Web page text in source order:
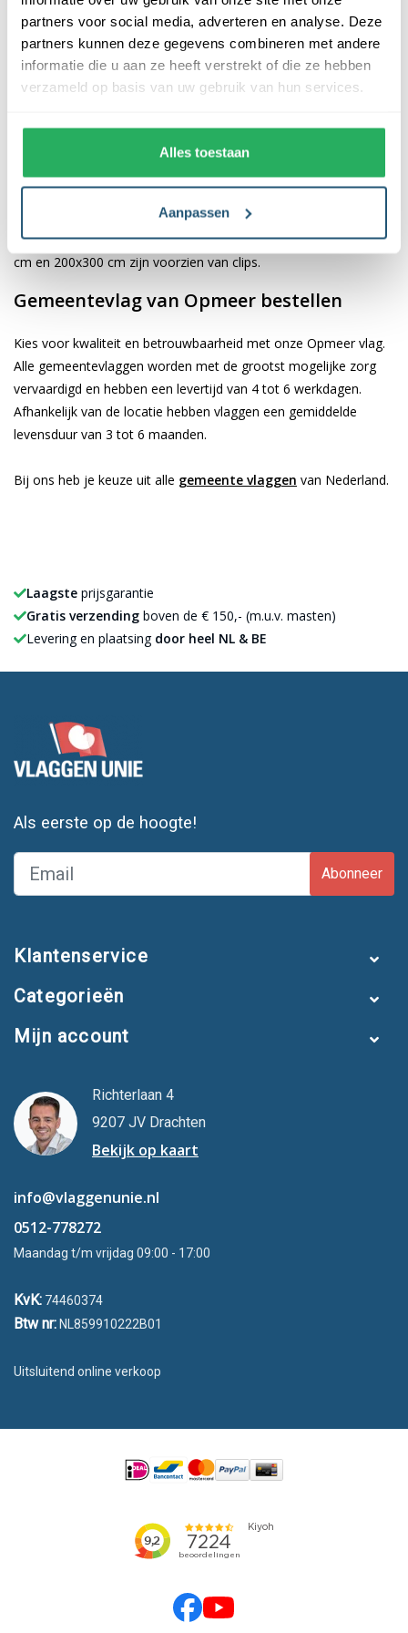
partners voor social media, adverteren en analyse. Deze
partners kunnen deze gegevens combineren met andere
informatie die u aan ze heeft verstrekt of die ze hebben
verzameld op basis van uw gebruik van hun services.
Alles toestaan
Aanpassen
De afwerking van onze vlaggen is van hoge kwaliteit. Ze zijn
voorzien van een sterke kopband en een dubbele stiknaad, wat
bijdraagt aan hun duurzaamheid en stevigheid. Wij bieden de
vlag vanOpmeeraan in verschillende afmetingen: 40x60 cm,
is er altijd een geschikte maat voor jouw specifieke toepassing
voorzien van verschillende bevestigingsmogelijkheden. De
vlaggen van 40x60 cm, 70x100 cm en 100x150 cm zijn uitgerust
met een koord en lusje, terwijl de grotere maten van 150x225
cm en 200x300 cm zijn voorzien van clips.
Gemeentevlag van Opmeer bestellen
Kies voor kwaliteit en betrouwbaarheid met onze Opmeer vlag.
Alle gemeentevlaggen worden met de grootst mogelijke zorg
vervaardigd en hebben een levertijd van 4 tot 6 werkdagen.
Afhankelijk van de locatie hebben vlaggen een gemiddelde
levensduur van 3 tot 6 maanden.
Bij ons heb je keuze uit alle gemeente vlaggen van Nederland.
Laagste prijsgarantie
Gratis verzending boven de € 150,- (m.u.v. masten)
Levering en plaatsing door heel NL & BE
Als eerste op de hoogte!
Abonneer
Klantenservice
Categorieën
Mijn account
Richterlaan 4
9207 JV Drachten
Bekijk op kaart
info@vlaggenunie.nl
0512-778272
Maandag t/m vrijdag 09:00 - 17:00
KvK: 74460374
Btw nr: NL859910222B01
Uitsluitend online verkoop